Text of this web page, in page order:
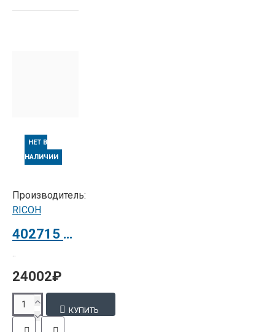
НЕТ В
НАЛИЧИИ
Производитель:
RICOH
402715 Фотобарабаны + блоки проявки цветные тип 811CN для Ricoh Aficio SP C811DN
24002₽
КУПИТЬ